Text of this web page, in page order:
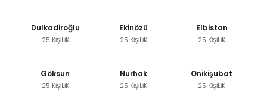
Dulkadiroğlu
25 KİŞİLİK
Ekinözü
25 KİŞİLİK
Elbistan
25 KİŞİLİK
Göksun
25 KİŞİLİK
Nurhak
25 KİŞİLİK
Onikişubat
25 KİŞİLİK